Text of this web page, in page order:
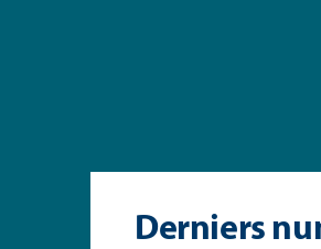
Derniers